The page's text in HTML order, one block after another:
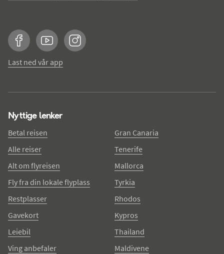
FacebookYouTubeInstagram
Last ned vår app
Nyttige lenker
Betal reisen
Alle reiser
Alt om flyreisen
Fly fra din lokale flyplass
Restplasser
Gavekort
Leiebil
Ving anbefaler
Gran Canaria
Tenerife
Mallorca
Tyrkia
Rhodos
Kypros
Thailand
Maldivene